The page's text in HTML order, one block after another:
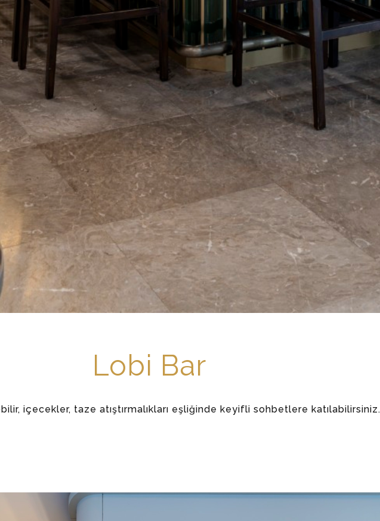
Lobi Bar
içecekler, taze atıştırmalıkları eşliğinde keyifli sohbetlere katılabilirsiniz.